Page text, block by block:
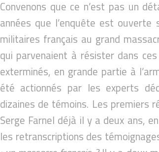
Convenons que ce n’est pas un
années que l’enquête est ouverte
militaires français au grand
qui parvenaient à résister dans
exterminés, en grande partie à
été actionnés par les experts
dizaines de témoins. Les
Serge Farnel déjà il y a deux ans,
les retranscriptions des